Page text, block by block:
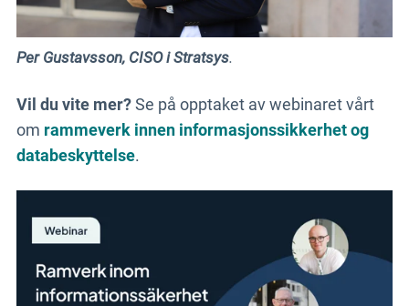
Per Gustavsson, CISO i Stratsys.
Vil du vite mer?Se på opptaket av webinaret vårt
om rammeverk innen informasjonssikkerhet og
databeskyttelse.